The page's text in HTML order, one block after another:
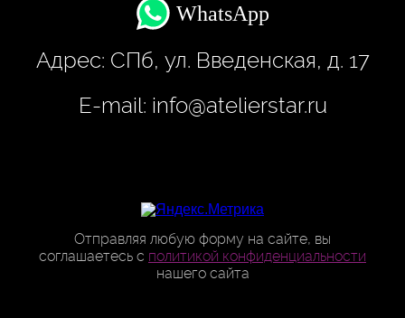
WhatsApp
Адрес: СПб, ул. Введенская, д. 17
E-mail: info@atelierstar.ru
Отправляя любую форму на сайте, вы
соглашаетесь с политикой конфиденциальности
нашего сайта